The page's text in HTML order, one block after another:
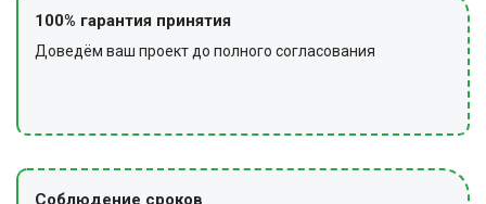
100% гарантия принятия
Доведём ваш проект до полного согласования
Соблюдение сроков